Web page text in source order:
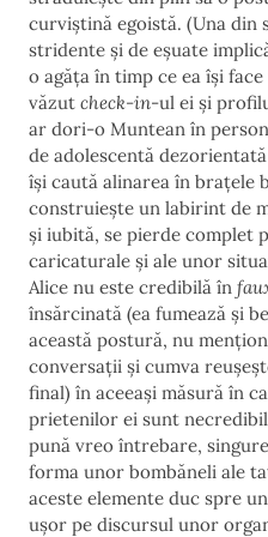
curviștină egoistă. (Una din
stridente și de eșuate
o agăța în timp ce ea își face
văzut check-in-ul ei și
ar dori-o Muntean în
de adolescentă
își caută alinarea în braţele
construiește un labirint de
și iubită, se pierde complet
caricaturale și ale unor
Alice nu este credibilă în
însărcinată (ea fumează și
această postură, nu
conversații și cumva
final) în aceeași măsură în
prietenilor ei sunt
pună vreo întrebare,
forma unor bombăneli ale
aceste elemente duc spre
ușor pe discursul unor